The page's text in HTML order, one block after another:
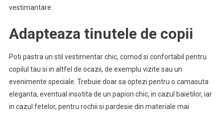
vestimantare.
Adapteaza tinutele de copii
Poti pastra un stil vestimentar chic, comod si confortabil pentru
copilul tau si in altfel de ocazii, de exemplu vizite sau un
evenimente speciale. Trebuie doar sa optezi pentru o camasuta
eleganta, eventual insotita de un papion chic, in cazul baietilor, iar
in cazul fetelor, pentru rochii si pardesie din materiale mai